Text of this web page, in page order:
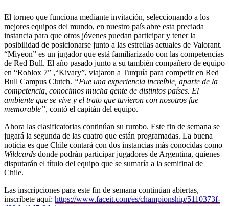
El torneo que funciona mediante invitación, seleccionando a los
mejores equipos del mundo, en nuestro país abre esta preciada
instancia para que otros jóvenes puedan participar y tener la
posibilidad de posicionarse junto a las estrellas actuales de Valorant.
“Miyeon” es un jugador que está familiarizado con las competencias
de Red Bull. El año pasado junto a su también compañero de equipo
en “Roblox 7” ,“Kivary”, viajaron a Turquía para competir en Red
Bull Campus Clutch. “Fue una experiencia increíble, aparte de la
competencia, conocimos mucha gente de distintos países. El
ambiente que se vive y el trato que tuvieron con nosotros fue
memorable”, contó el capitán del equipo.
Ahora las clasificatorias continúan su rumbo. Este fin de semana se
jugará la segunda de las cuatro que están programadas. La buena
noticia es que Chile contará con dos instancias más conocidas como
Wildcards donde podrán participar jugadores de Argentina, quienes
disputarán el título del equipo que se sumaría a la semifinal de
Chile.
Las inscripciones para este fin de semana continúan abiertas,
inscríbete aquí: https://www.faceit.com/es/championship/5110373f-